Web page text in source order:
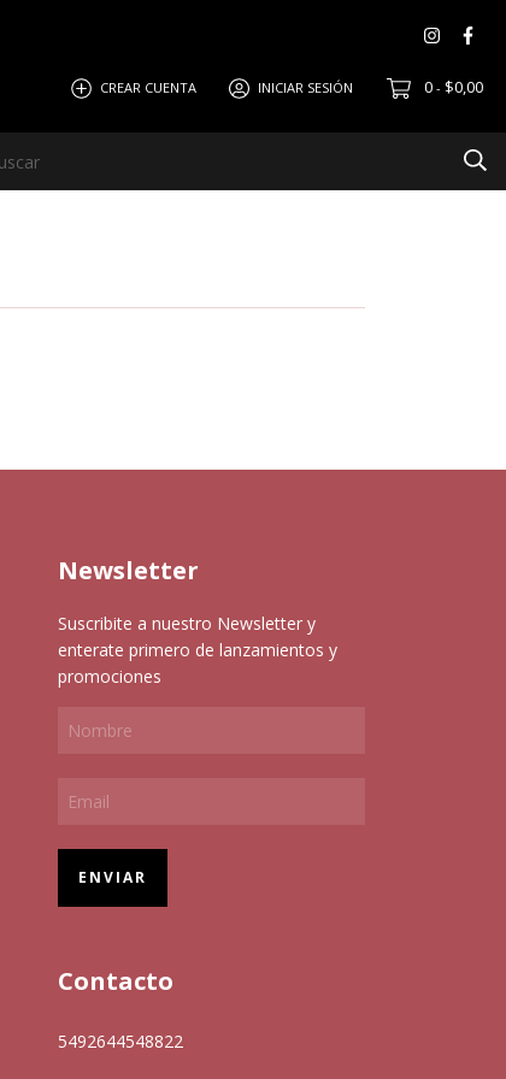
CREAR CUENTA INICIAR SESIÓN 0 - $0,00
Política de Devolución
Newsletter
Suscribite a nuestro Newsletter y
enterate primero de lanzamientos y
promociones
Contacto
5492644548822